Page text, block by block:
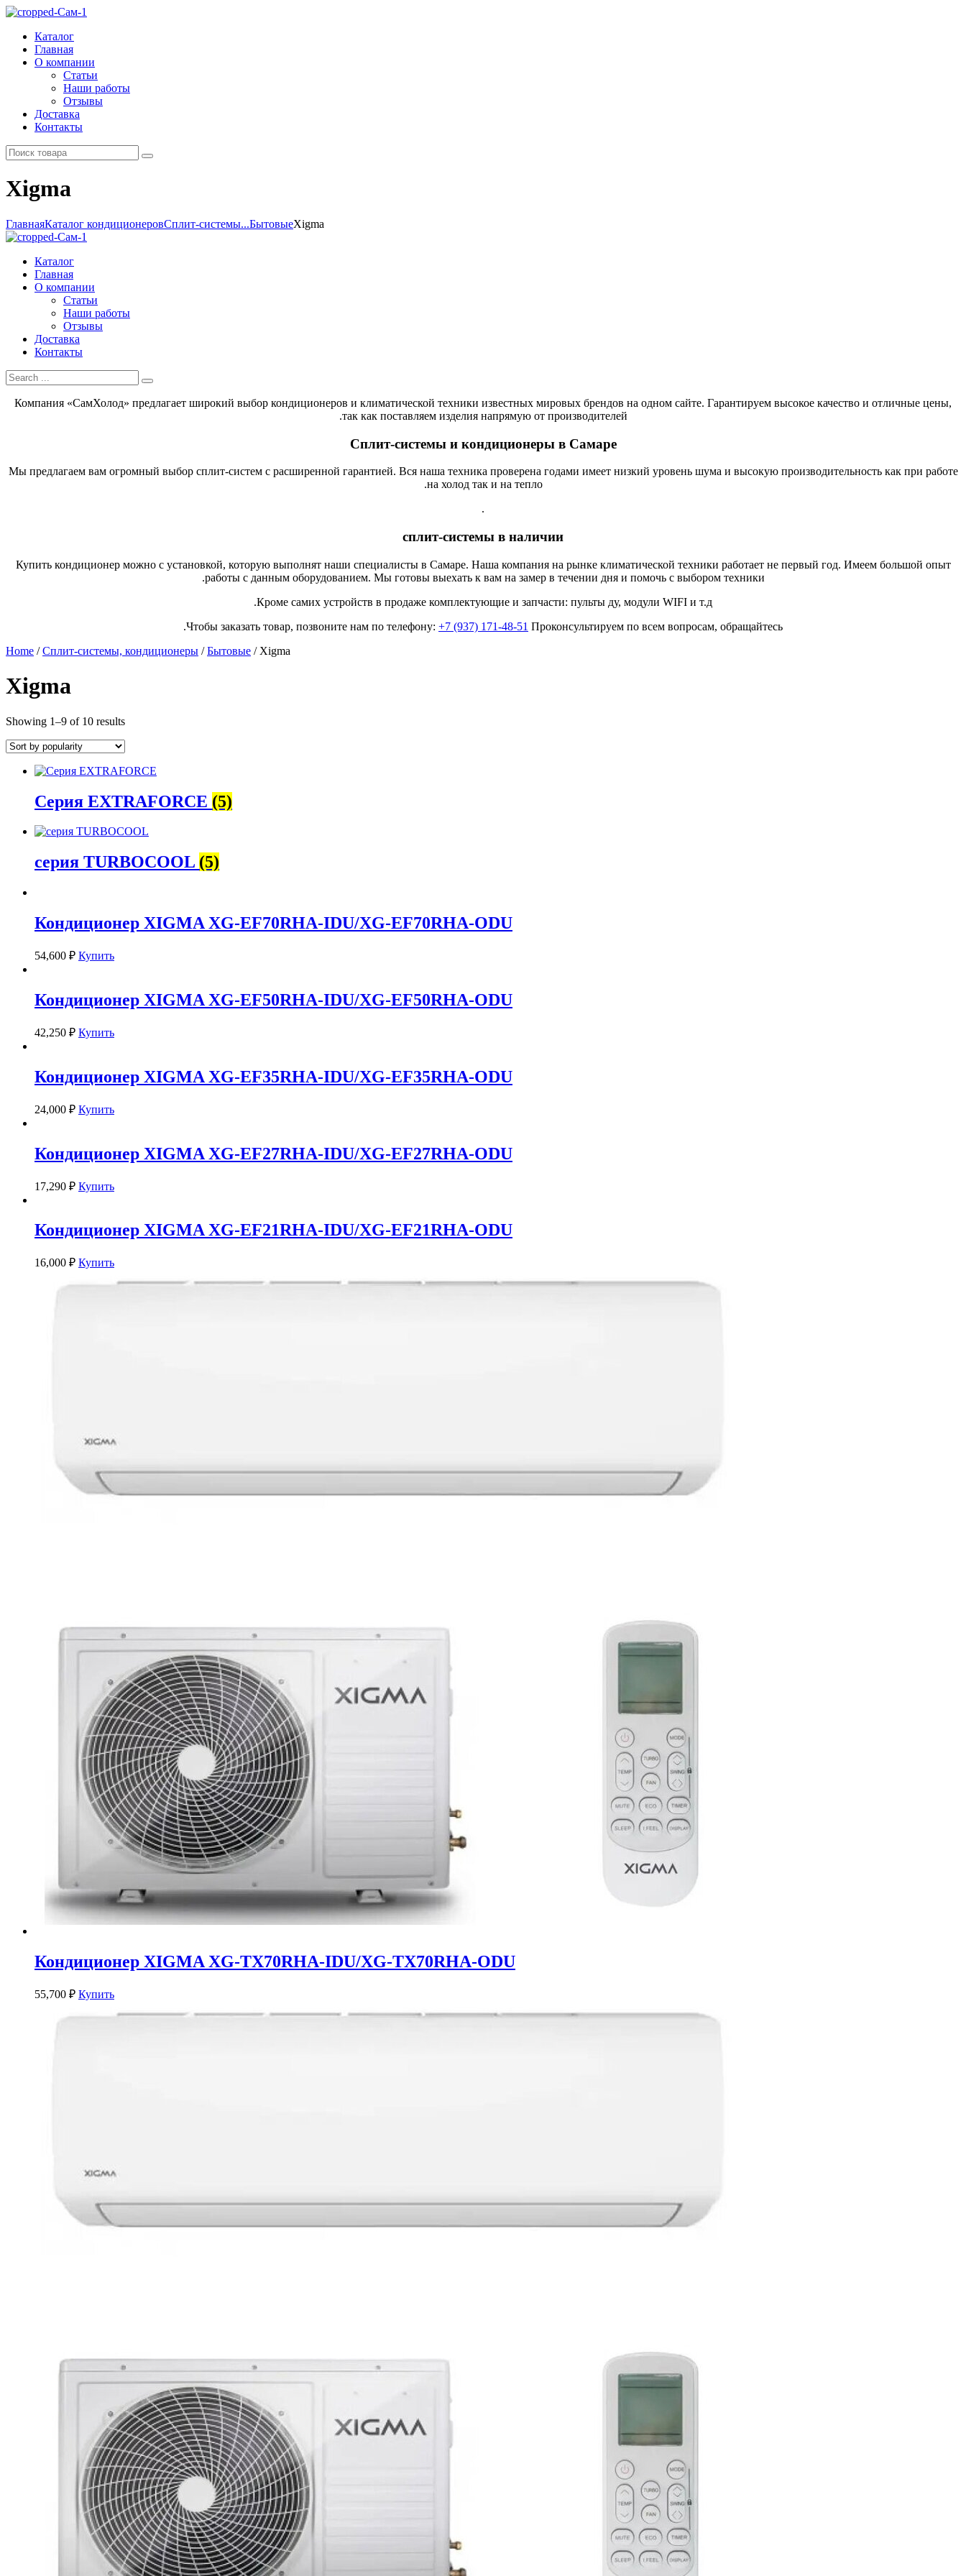
Каталог
Главная
О компании
Статьи
Наши работы
Отзывы
Доставка
Контакты
Xigma
ГлавнаяКаталог кондиционеровСплит-системы...БытовыеXigma
Каталог
Главная
О компании
Статьи
Наши работы
Отзывы
Доставка
Контакты
Компания «СамХолод» предлагает широкий выбор кондиционеров и климатической техники известных мировых брендов на одном сайте. Гарантируем высокое качество и отличные цены,
так как поставляем изделия напрямую от производителей.
Сплит-системы и кондиционеры в Самаре
Мы предлагаем вам огромный выбор сплит-систем с расширенной гарантией. Вся наша техника проверена годами имеет низкий уровень шума и высокую производительность как при работе
на холод так и на тепло.
.
сплит-системы в наличии
Купить кондиционер можно с установкой, которую выполнят наши специалисты в Самаре. Наша компания на рынке климатической техники работает не первый год. Имеем большой опыт
работы с данным оборудованием. Мы готовы выехать к вам на замер в течении дня и помочь с выбором техники.
Кроме самих устройств в продаже комплектующие и запчасти: пульты ду, модули WIFI и т.д.
Чтобы заказать товар, позвоните нам по телефону: +7 (937) 171-48-51 Проконсультируем по всем вопросам, обращайтесь.
Home /Сплит-системы, кондиционеры /Бытовые / Xigma
Xigma
Showing 1–9 of 10 results
Серия EXTRAFORCE (5)
серия TURBOCOOL (5)
Кондиционер XIGMA XG-EF70RHA-IDU/XG-EF70RHA-ODU
54,600 ₽ Купить
Кондиционер XIGMA XG-EF50RHA-IDU/XG-EF50RHA-ODU
42,250 ₽ Купить
Кондиционер XIGMA XG-EF35RHA-IDU/XG-EF35RHA-ODU
24,000 ₽ Купить
Кондиционер XIGMA XG-EF27RHA-IDU/XG-EF27RHA-ODU
17,290 ₽ Купить
Кондиционер XIGMA XG-EF21RHA-IDU/XG-EF21RHA-ODU
16,000 ₽ Купить
Кондиционер XIGMA XG-TX70RHA-IDU/XG-TX70RHA-ODU
55,700 ₽ Купить